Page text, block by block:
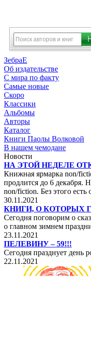
ЗебраЕ
Об издательстве
С мира по факту
Самые новые
Скоро
Классики
Альбомы
Авторы
Каталог
Книги Паолы Волковой
В нашем чемодане
Новости
НА ЭТОЙ НЕДЕЛЕ
Книжная ярмарка non/
продлится до 6 декабря.
non/fiction. Без этого
30.11.2021
КНИГИ, О КОТОРЫХ
Сегодня поговорим о
о главном зимнем
23.11.2021
ПЕЛЕВИНУ – 59!!!
Сегодня празднует день
22.11.2021